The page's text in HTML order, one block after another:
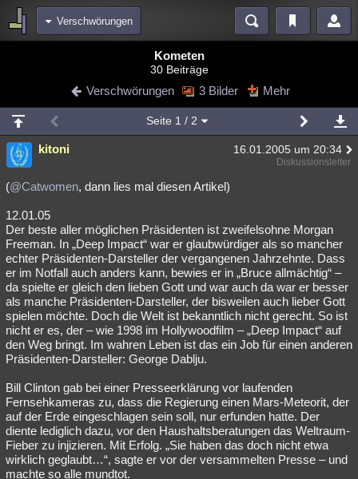
Verschwörungen
Blogs
Chat Wiki Neuigkeiten
meine Rubriken
Menschen Mystery Kriminalfälle
Spiritualität Verschwörungen Technologie
Natur
weitere Rubriken
Philosophie Träume Orte Esoterik Literatur
Astronomie Helpdesk Gruppen Gaming Filme
Musik Clash Verbesserungen Allmystery English
Übersichten
Lesenswert Schlüsselwörter
Kometen
30 Beiträge
Verschwörungen 3 Bilder Mehr
Seite 1 / 2
kitoni 16.01.2005 um 20:34
Diskussionsleiter
(@Catwomen, dann lies mal diesen Artikel)
12.01.05
Der beste aller möglichen Präsidenten ist zweifelsohne Morgan
Freeman. In „Deep Impact“ war er glaubwürdiger als so mancher
echter Präsidenten-Darsteller der vergangenen Jahrzehnte. Dass
er im Notfall auch anders kann, bewies er in „Bruce allmächtig“ –
da spielte er gleich den lieben Gott und war auch da war er besser
als manche Präsidenten-Darsteller, der bisweilen auch lieber Gott
spielen möchte. Doch die Welt ist bekanntlich nicht gerecht. So ist
nicht er es, der – wie 1998 im Hollywoodfilm – „Deep Impact“ auf
den Weg bringt. Im wahren Leben ist das ein Job für einen anderen
Präsidenten-Darsteller: George Dablju.
Bill Clinton gab bei einer Presseerklärung vor laufenden
Fernsehkameras zu, dass die Regierung einen Mars-Meteorit, der
auf der Erde eingeschlagen sein soll, nur erfunden hatte. Der
diente lediglich dazu, vor den Haushaltsberatungen das Weltraum-
Fieber zu injizieren. Mit Erfolg. „Sie haben das doch nicht etwa
wirklich geglaubt…“, sagte er vor der versammelten Presse – und
machte so alle mundtot.